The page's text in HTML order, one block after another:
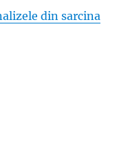
din sarcina